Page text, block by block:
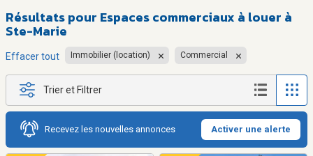
Résultats pour Espaces commerciaux à louer à
Ste-Marie
Effacer tout Immobilier (location) Commercial
Trier et Filtrer
Recevez les nouvelles annonces Activer une alerte